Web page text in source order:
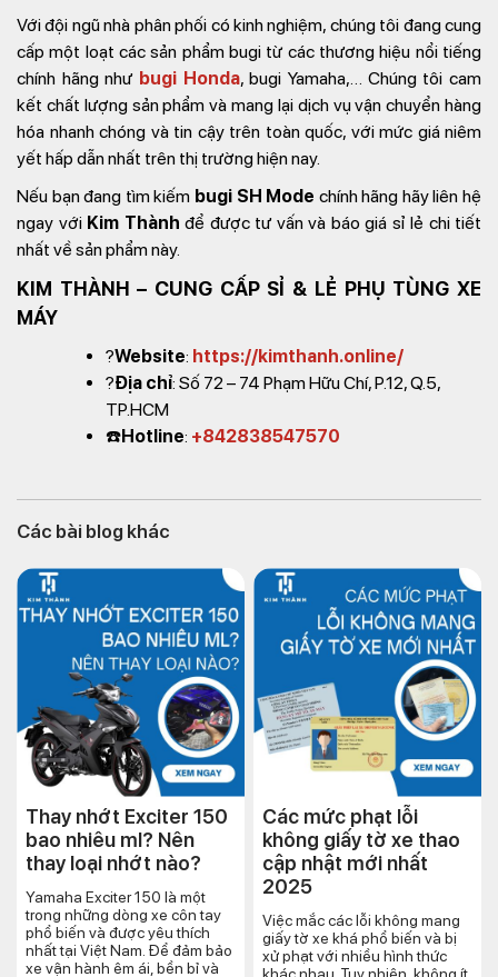
Với đội ngũ nhà phân phối có kinh nghiệm, chúng tôi đang cung
cấp một loạt các sản phẩm bugi từ các thương hiệu nổi tiếng
chính hãng như bugi Honda, bugi Yamaha,… Chúng tôi cam
kết chất lượng sản phẩm và mang lại dịch vụ vận chuyển hàng
hóa nhanh chóng và tin cậy trên toàn quốc, với mức giá niêm
yết hấp dẫn nhất trên thị trường hiện nay.
Nếu bạn đang tìm kiếm bugi SH Mode chính hãng hãy liên hệ
ngay với Kim Thành để được tư vấn và báo giá sỉ lẻ chi tiết
nhất về sản phẩm này.
KIM THÀNH – CUNG CẤP SỈ & LẺ PHỤ TÙNG XE
MÁY
?Website: https://kimthanh.online/
?Địa chỉ: Số 72 – 74 Phạm Hữu Chí, P.12, Q.5,
TP.HCM
☎️Hotline: +842838547570
Các bài blog khác
Thay nhớt Exciter 150
bao nhiêu ml? Nên
thay loại nhớt nào?
Yamaha Exciter 150 là một
trong những dòng xe côn tay
phổ biến và được yêu thích
nhất tại Việt Nam. Để đảm bảo
xe vận hành êm ái, bền bỉ và
Các mức phạt lỗi
không giấy tờ xe thao
cập nhật mới nhất
2025
Việc mắc các lỗi không mang
giấy tờ xe khá phổ biến và bị
xử phạt với nhiều hình thức